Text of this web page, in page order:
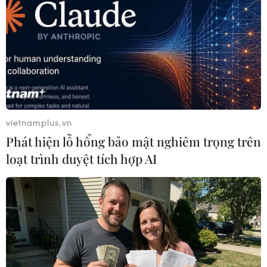
Dương, Bắc Giang, Bắc Ninh, vào hỗ trợ các tỉnh
phía Nam chống dịch, vận chuyển hỗ trợ các
tỉnh phía Nam và địa bàn có dịch nhiều chuyến
hàng vật tư y tế, nhu yếu phẩm thiết yếu…/.
(Vietnam+)
vietnamplus.vn
Phát hiện lỗ hổng bảo mật nghiêm trọng trên
loạt trình duyệt tích hợp AI